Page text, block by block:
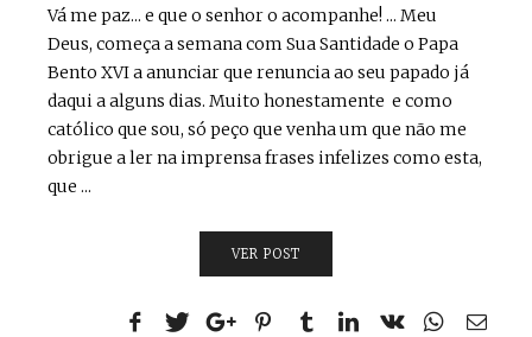
Vá me paz... e que o senhor o acompanhe! ... Meu
Deus, começa a semana com Sua Santidade o Papa
Bento XVI a anunciar que renuncia ao seu papado já
daqui a alguns dias. Muito honestamente e como
católico que sou, só peço que venha um que não me
obrigue a ler na imprensa frases infelizes como esta,
que ...
VER POST